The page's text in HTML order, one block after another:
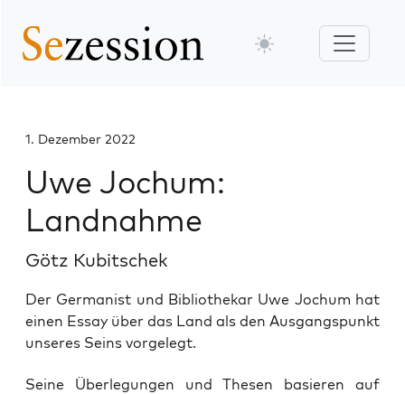
1. Dezember 2022
Uwe Jochum:
Landnahme
Götz Kubitschek
Der Germanist und Bibliothekar Uwe Jochum hat
einen Essay über das Land als den Ausgangspunkt
unseres Seins vorgelegt.
Sei­ne Über­le­gun­gen und The­sen basie­ren auf